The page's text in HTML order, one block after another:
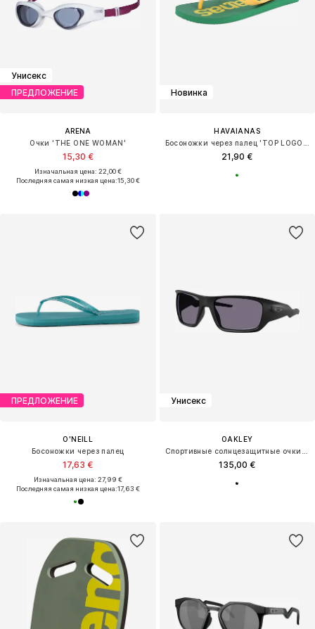
Унисекс
ПРЕДЛОЖЕНИЕ
ARENA
Очки 'THE ONE WOMAN'
15,30 €
Изначальная цена: 22,00 €
Последняя самая низкая цена:15,30 €
Новинка
HAVAIANAS
21,90 €
ПРЕДЛОЖЕНИЕ
O'NEILL
Босоножки через палец
17,63 €
Изначальная цена: 27,99 €
Последняя самая низкая цена:17,63 €
Унисекс
OAKLEY
135,00 €